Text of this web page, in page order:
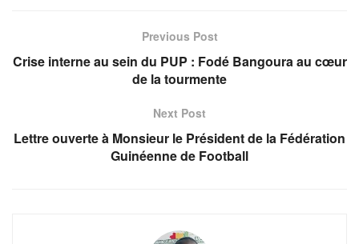
Previous Post
Crise interne au sein du PUP : Fodé Bangoura au cœur
de la tourmente
Next Post
Lettre ouverte à Monsieur le Président de la Fédération
Guinéenne de Football